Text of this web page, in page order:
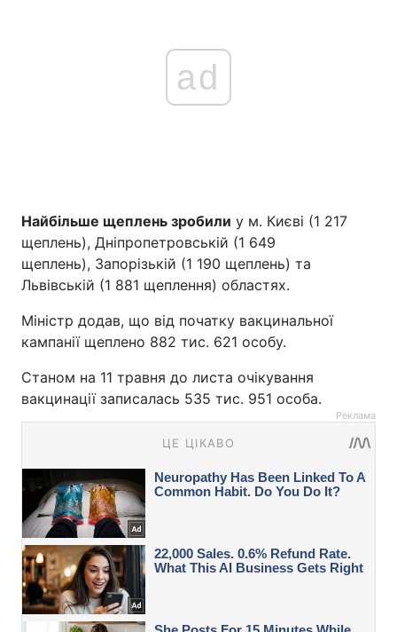
ad
Найбільше щеплень зробили у м. Києві (1 217
щеплень), Дніпропетровській (1 649
щеплень), Запорізькій (1 190 щеплень) та
Львівській (1 881 щеплення) областях.
Міністр додав, що від початку вакцинальної
кампанії щеплено 882 тис. 621 особу.
Станом на 11 травня до листа очікування
вакцинації записалась 535 тис. 951 особа.
Реклама